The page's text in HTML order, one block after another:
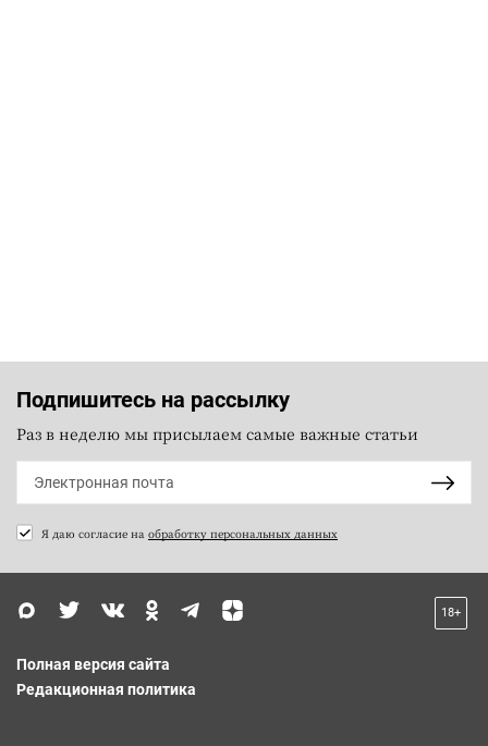
Подпишитесь на рассылку
Раз в неделю мы присылаем самые важные статьи
Я даю согласие на обработку персональных данных
18+
Полная версия сайта
Редакционная политика